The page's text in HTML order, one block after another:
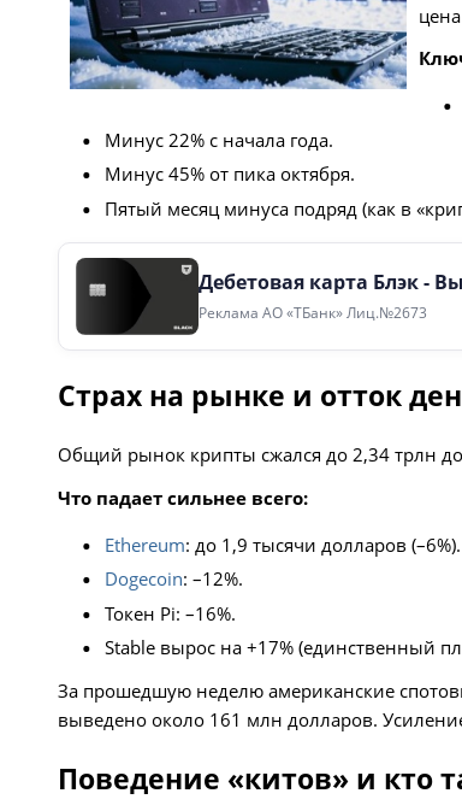
Минус 22% с начала года.
Минус 45% от пика октября.
Пятый месяц минуса подряд (как в
Дебетовая карта Блэк -
Реклама АО «ТБанк» Лиц.№2673
Страх на рынке и отток
Общий рынок крипты сжался до 2,34 трлн
Что падает сильнее всего:
Ethereum: до 1,9 тысячи долларов (–6%).
Dogecoin: –12%.
Токен Pi: –16%.
Stable вырос на +17% (единственный
За прошедшую неделю американские
выведено около 161 млн долларов.
Поведение «китов» и кто